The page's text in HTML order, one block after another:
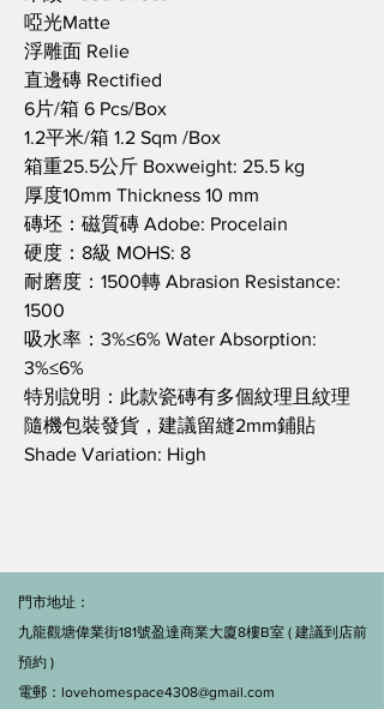
啞光Matte
浮雕面 Relie
直邊磚 Rectified
6片/箱 6 Pcs/Box
1.2平米/箱 1.2 Sqm /Box
箱重25.5公斤 Boxweight: 25.5 kg
厚度10mm Thickness 10 mm
磚坯：磁質磚 Adobe: Procelain
硬度：8級 MOHS: 8
耐磨度：1500轉 Abrasion Resistance:
1500
吸水率：3%≤6% Water Absorption:
3%≤6%
特別說明：此款瓷磚有多個紋理且紋理
隨機包裝發貨，建議留縫2mm鋪貼
Shade Variation: High
門市地址：
九龍觀塘偉業街181號盈達商業大廈8樓B室 ( 建議到店前
預約 )
電郵： lovehomespace4308@gmail.com